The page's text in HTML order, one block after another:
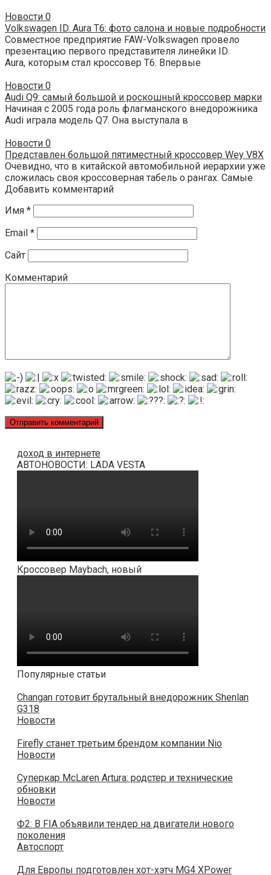
Новости 0
Volkswagen ID. Aura T6: фото салона и новые подробности
Совместное предприятие FAW-Volkswagen провело
презентацию первого представителя линейки ID.
Aura, которым стал кроссовер T6. Впервые
Новости 0
Audi Q9: самый большой и роскошный кроссовер марки
Начиная с 2005 года роль флагманского внедорожника
Audi играла модель Q7. Она выступала в
Новости 0
Представлен большой пятиместный кроссовер Wey V8X
Очевидно, что в китайской автомобильной иерархии уже
сложилась своя кроссоверная табель о рангах. Самые
Добавить комментарий
Имя *
Email *
Сайт
Комментарий
доход в интернете
АВТОНОВОСТИ: LADA VESTA
Кроссовер Maybach, новый
Популярные статьи
Changan готовит брутальный внедорожник Shenlan
G318
Новости
Firefly станет третьим брендом компании Nio
Новости
Суперкар McLaren Artura: родстер и технические
обновки
Новости
Ф2: В FIA объявили тендер на двигатели нового
поколения
Автоспорт
Для Европы подготовлен хот-хэтч MG4 XPower